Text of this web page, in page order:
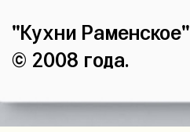
"Кухни Раменское"
© 2008 года.